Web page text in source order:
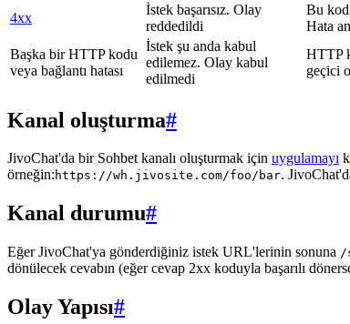
4xx
İstek başarısız. Olay
reddedildi
Bu
Hata
Başka bir HTTP kodu
veya bağlantı hatası
İstek şu anda kabul
edilemez. Olay kabul
edilmedi
HTTP
geçici
Kanal oluşturma#
JivoChat'da bir Sohbet kanalı oluşturmak için uygulamayı
örneğin: https://wh.jivosite.com/foo/bar.
Kanal durumu#
Eğer JivoChat'ya gönderdiğiniz istek URL'lerinin sonuna /
dönülecek cevabın (eğer cevap 2xx koduyla başarılı
Olay Yapısı#